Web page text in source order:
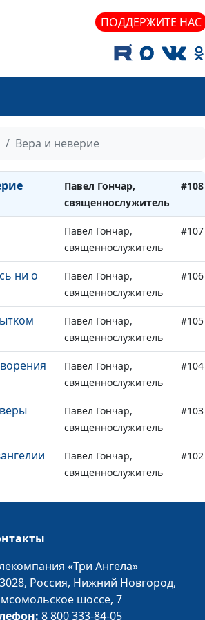
ПОДДЕРЖИТЕ НАС
Вера и неверие
священнослужитель
Павел Гончар,
#111
священнослужитель
Павел Гончар,
Павел Гончар,
священнослужитель
#108
Павел Гончар,
священнослужитель
#107
ни о
Павел Гончар,
священнослужитель
#106
Павел Гончар,
священнослужитель
#105
Павел Гончар,
священнослужитель
#104
Павел Гончар,
священнослужитель
#103
Павел Гончар,
священнослужитель
#102
Павел Гончар,
#101
священнослужитель
и мое
Александр Трусюк,
священнослужитель
«Три Ангела»
Россия, Нижний Новгород,
шоссе, 7
8 800 333-84-05